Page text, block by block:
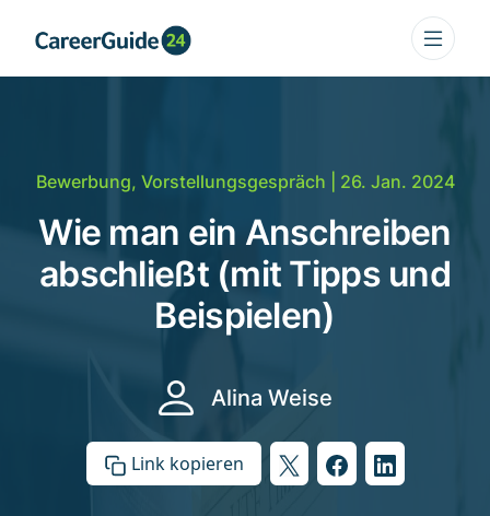
Bewerbung, Vorstellungsgespräch | 26. Jan. 2024
Wie man ein Anschreiben
abschließt (mit Tipps und
Beispielen)
Alina Weise
Link kopieren